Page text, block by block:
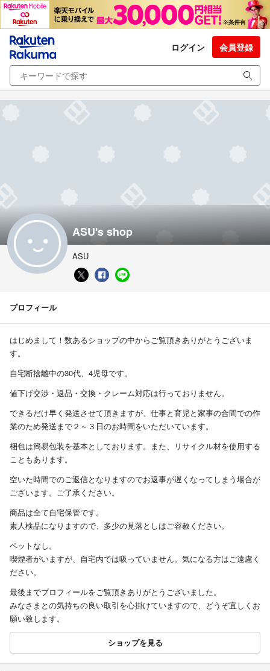
ログイン 会員登録
ASU's shop
ASU
プロフィール
はじめまして！数あるショップの中からご覧頂きありがとうございま
す。
自宅断捨離中の30代、4児母です。
値下げ交渉・返品・交換・クレーム対応は行っておりません。
できるだけ早く発送させて頂きますが、仕事と育児と家事の合間での作
業のため発送まで２～３日のお時間をいただいています。
梱包は簡易包装を基本としております。また、リサイクル材を使用する
こともあります。
空いた時間でのご返信となりますのでお返事が遅くなってしまう場合が
ございます。ご了承ください。
商品は全て自宅保管です。
素人検品になりますので、多少の見落としはご容赦ください。
ペットなし。
喫煙者がいますが、自宅内では吸っていません。気になる方はご遠慮く
ださい。
最後までプロフィールをご覧頂きありがとうございました。
みなさまとの気持ちの良い取引を心掛けていますので、どうぞ宜しくお
願い致します。
ショップを見る